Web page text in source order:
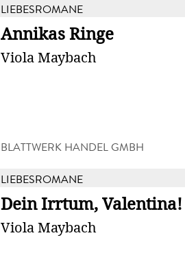
LIEBESROMANE
Annikas Ringe
Viola Maybach
BLATTWERK HANDEL GMBH
LIEBESROMANE
Dein Irrtum, Valentina!
Viola Maybach